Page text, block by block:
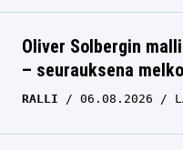
Oliver Solbergin
– seurauksena
RALLI 06.08.2026